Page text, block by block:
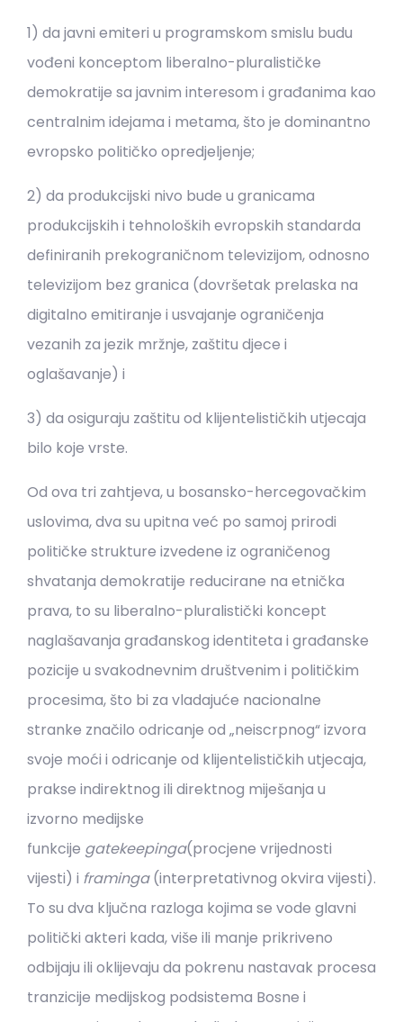
1) da javni emiteri u programskom smislu budu
vođeni konceptom liberalno-pluralističke
demokratije sa javnim interesom i građanima kao
centralnim idejama i metama, što je dominantno
evropsko političko opredjeljenje;
2) da produkcijski nivo bude u granicama
produkcijskih i tehnoloških evropskih standarda
definiranih prekograničnom televizijom, odnosno
televizijom bez granica (dovršetak prelaska na
digitalno emitiranje i usvajanje ograničenja
vezanih za jezik mržnje, zaštitu djece i
oglašavanje) i
3) da osiguraju zaštitu od klijentelističkih utjecaja
bilo koje vrste.
Od ova tri zahtjeva, u bosansko-hercegovačkim
uslovima, dva su upitna već po samoj prirodi
političke strukture izvedene iz ograničenog
shvatanja demokratije reducirane na etnička
prava, to su liberalno-pluralistički koncept
naglašavanja građanskog identiteta i građanske
pozicije u svakodnevnim društvenim i političkim
procesima, što bi za vladajuće nacionalne
stranke značilo odricanje od „neiscrpnog“ izvora
svoje moći i odricanje od klijentelističkih utjecaja,
prakse indirektnog ili direktnog miješanja u
izvorno medijske
funkcije gatekeepinga(procjene vrijednosti
vijesti) i framinga(interpretativnog okvira vijesti).
To su dva ključna razloga kojima se vode glavni
politički akteri kada, više ili manje prikriveno
odbijaju ili oklijevaju da pokrenu nastavak procesa
tranzicije medijskog podsistema Bosne i